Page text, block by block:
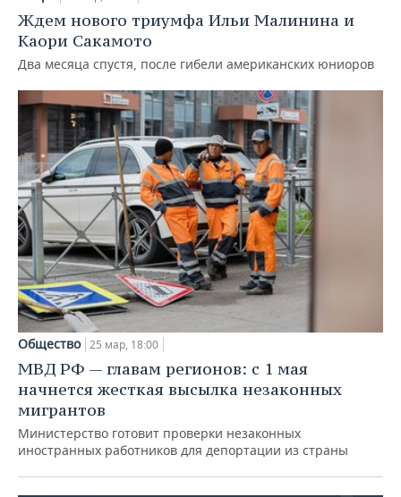
Ждем нового триумфа Ильи Малинина и
Каори Сакамото
Два месяца спустя, после гибели американских юниоров
Общество 25 мар, 18:00
МВД РФ — главам регионов: с 1 мая
начнется жесткая высылка незаконных
мигрантов
Министерство готовит проверки незаконных
иностранных работников для депортации из страны